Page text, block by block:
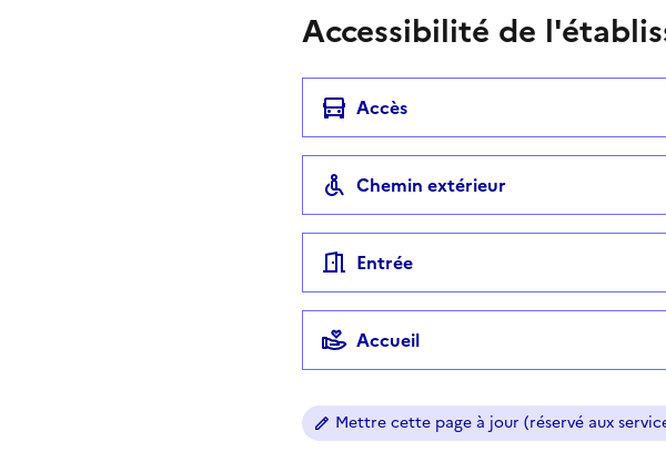
Accessibilité de
Accès
Chemin extérieur
Entrée
Accueil
Mettre cette page à jour (réservé aux